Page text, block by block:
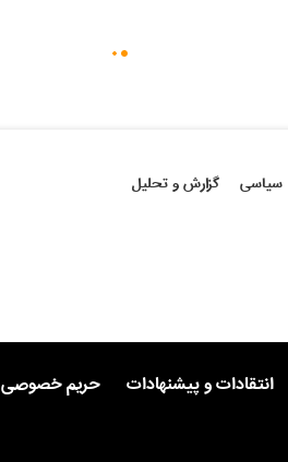
سیاسی گزارش و تحلیل
انتقادات و پیشنهادات حریم خصوصی